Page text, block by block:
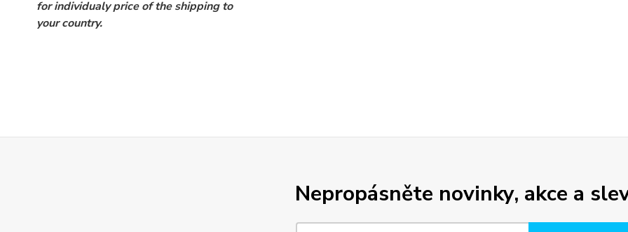
for individualy price of the shipping to
your country.
Nepropásněte novinky, akce a